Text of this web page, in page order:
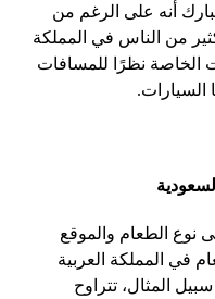
أنه على الرغم من
من الناس في المملكة
الخاصة نظرًا للمسافات
السيارات.
نوع الطعام والموقع
في المملكة العربية
المثال، تتراوح